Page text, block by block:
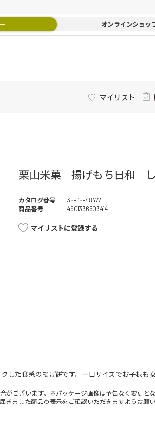
オンラインショッ
マイリスト
栗山米菓 揚げもち日和
カタログ番号
35-05-48477
商品番号
4901336603414
マイリストに登録する
した食感の揚げ餅です。一口サイズでお子様も
がございます。※パッケージ画像は予告なく変更と
きました商品の表示をご確認いただきますようお願い